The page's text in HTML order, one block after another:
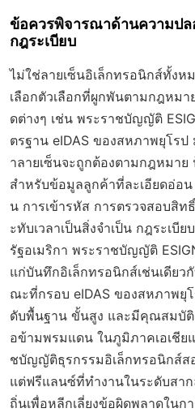
ข้อควรพิจารณาด้านความป
กฎระเบียบ
ไม่ใช่ลายเซ็นอิเล็กทรอนิกส์ทั้ง
เลือกตัวเลือกที่ผูกพันตามกฎหม
ดต่างๆ เช่น พระราชบัญญัติ
ตรฐาน eIDAS ของสหภาพยุโร
าลายเซ็นจะถูกต้องตามกฎหมา
สำหรับข้อมูลลูกค้าที่ละเอียดอ่อน
น การเข้ารหัส การตรวจสอบสิท
ะทับเวลาเป็นสิ่งจำเป็น กฎระเบี
รัฐอเมริกา พระราชบัญญัติ
แก่บันทึกอิเล็กทรอนิกส์เช่นเดีย
ณะที่กรอบ eIDAS ของสหภาพยุโ
ดับพื้นฐาน ขั้นสูง และมีคุณสมบัติ
อข้ามพรมแดน ในภูมิภาคเอเชีย
ชบัญญัติธุรกรรมอิเล็กทรอนิกส์ส
แต่ฟรีแลนซ์ที่ทำงานในระดับสา
ถิ่นเพื่อหลีกเลี่ยงข้อผิดพลาดในก